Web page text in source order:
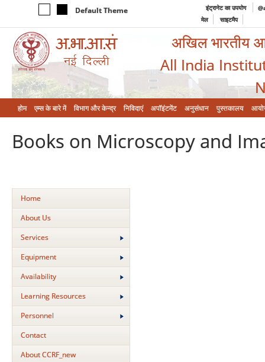
Default Theme इंट्रानेट का उपयोग
मेल
साइटमैप
अखिल भारतीय
All India
होम एम्‍स के बारे में विभाग और केन्‍द्र निविदाएं अपॉइंटमेंट अनुसंधान पुस्तकालय
Books on Microscopy and
Home
About Us
Services
Equipment
Availability
Learning Resources
Personnel
Contact
About CCRF_new